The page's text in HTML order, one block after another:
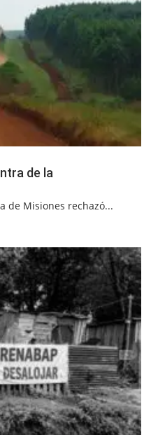
de la
de Misiones rechazó...